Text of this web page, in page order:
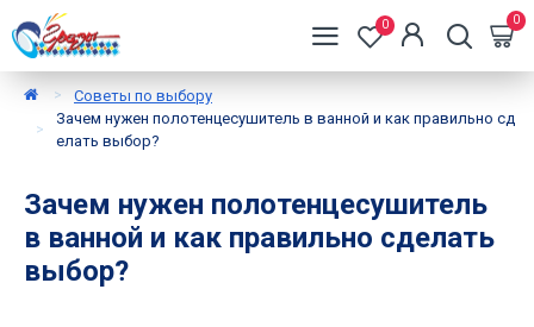
0 0
Советы по выбору
Зачем нужен полотенцесушитель в ванной и как правильно сд
елать выбор?
Зачем нужен полотенцесушитель
в ванной и как правильно сделать
выбор?